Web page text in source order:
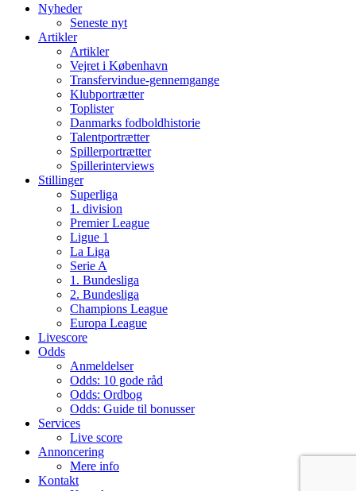
Nyheder
Seneste nyt
Artikler
Artikler
Vejret i København
Transfervindue-gennemgange
Klubportrætter
Toplister
Danmarks fodboldhistorie
Talentportrætter
Spillerportrætter
Spillerinterviews
Stillinger
Superliga
1. division
Premier League
Ligue 1
La Liga
Serie A
1. Bundesliga
2. Bundesliga
Champions League
Europa League
Livescore
Odds
Anmeldelser
Odds: 10 gode råd
Odds: Ordbog
Odds: Guide til bonusser
Services
Live score
Annoncering
Mere info
Kontakt